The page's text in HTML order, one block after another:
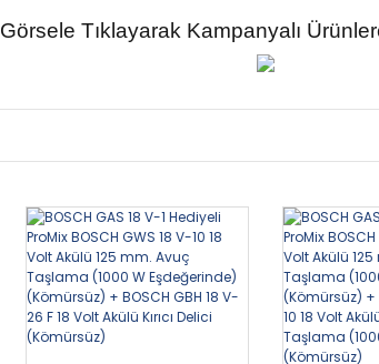
Görsele Tıklayarak Kampanyalı